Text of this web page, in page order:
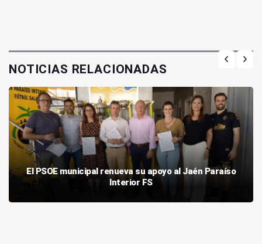
NOTICIAS RELACIONADAS
El PSOE municipal renueva su apoyo al Jaén Paraíso
Interior FS